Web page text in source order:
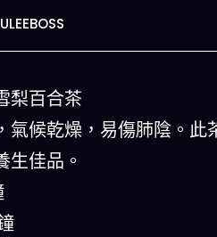
梨百合茶
氣候乾燥，易傷肺陰。
生佳品。